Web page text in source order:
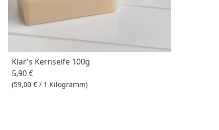
Klar's Kernseife 100g
5,90 €
(59,00 € / 1 Kilogramm)